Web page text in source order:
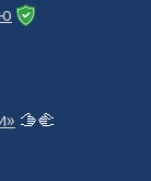
🫱‍🫲